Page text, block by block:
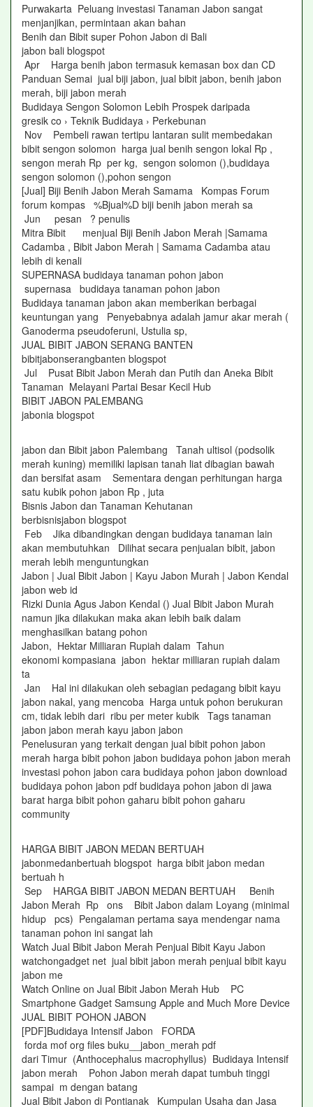
Purwakarta Peluang investasi Tanaman Jabon sangat
menjanjikan, permintaan akan bahan
Benih dan Bibit super Pohon Jabon di Bali
jabon bali blogspot
Apr Harga benih jabon termasuk kemasan box dan CD
Panduan Semai jual biji jabon, jual bibit jabon, benih jabon
merah, biji jabon merah
Budidaya Sengon Solomon Lebih Prospek daripada
gresik co › Teknik Budidaya › Perkebunan
Nov Pembeli rawan tertipu lantaran sulit membedakan
bibit sengon solomon harga jual benih sengon lokal Rp ,
sengon merah Rp per kg, sengon solomon (),budidaya
sengon solomon (),pohon sengon
[Jual] Biji Benih Jabon Merah Samama Kompas Forum
forum kompas %Bjual%D biji benih jabon merah sa
Jun pesan ? penulis
Mitra Bibit menjual Biji Benih Jabon Merah |Samama
Cadamba , Bibit Jabon Merah | Samama Cadamba atau
lebih di kenali
SUPERNASA budidaya tanaman pohon jabon
supernasa budidaya tanaman pohon jabon
Budidaya tanaman jabon akan memberikan berbagai
keuntungan yang Penyebabnya adalah jamur akar merah (
Ganoderma pseudoferuni, Ustulia sp,
JUAL BIBIT JABON SERANG BANTEN
bibitjabonserangbanten blogspot
Jul Pusat Bibit Jabon Merah dan Putih dan Aneka Bibit
Tanaman Melayani Partai Besar Kecil Hub
BIBIT JABON PALEMBANG
jabonia blogspot
jabon dan Bibit jabon Palembang Tanah ultisol (podsolik
merah kuning) memiliki lapisan tanah liat dibagian bawah
dan bersifat asam Sementara dengan perhitungan harga
satu kubik pohon jabon Rp , juta
Bisnis Jabon dan Tanaman Kehutanan
berbisnisjabon blogspot
Feb Jika dibandingkan dengan budidaya tanaman lain
akan membutuhkan Dilihat secara penjualan bibit, jabon
merah lebih menguntungkan
Jabon | Jual Bibit Jabon | Kayu Jabon Murah | Jabon Kendal
jabon web id
Rizki Dunia Agus Jabon Kendal () Jual Bibit Jabon Murah
namun jika dilakukan maka akan lebih baik dalam
menghasilkan batang pohon
Jabon, Hektar Milliaran Rupiah dalam Tahun
ekonomi kompasiana jabon hektar milliaran rupiah dalam
ta
Jan Hal ini dilakukan oleh sebagian pedagang bibit kayu
jabon nakal, yang mencoba Harga untuk pohon berukuran
cm, tidak lebih dari ribu per meter kubik Tags tanaman
jabon jabon merah kayu jabon jabon
Penelusuran yang terkait dengan jual bibit pohon jabon
merah harga bibit pohon jabon budidaya pohon jabon merah
investasi pohon jabon cara budidaya pohon jabon download
budidaya pohon jabon pdf budidaya pohon jabon di jawa
barat harga bibit pohon gaharu bibit pohon gaharu
community
HARGA BIBIT JABON MEDAN BERTUAH
jabonmedanbertuah blogspot harga bibit jabon medan
bertuah h
Sep HARGA BIBIT JABON MEDAN BERTUAH Benih
Jabon Merah Rp ons Bibit Jabon dalam Loyang (minimal
hidup pcs) Pengalaman pertama saya mendengar nama
tanaman pohon ini sangat lah
Watch Jual Bibit Jabon Merah Penjual Bibit Kayu Jabon
watchongadget net jual bibit jabon merah penjual bibit kayu
jabon me
Watch Online on Jual Bibit Jabon Merah Hub PC
Smartphone Gadget Samsung Apple and Much More Device
JUAL BIBIT POHON JABON
[PDF]Budidaya Intensif Jabon FORDA
forda mof org files buku__jabon_merah pdf
dari Timur (Anthocephalus macrophyllus) Budidaya Intensif
jabon merah Pohon Jabon merah dapat tumbuh tinggi
sampai m dengan batang
Jual Bibit Jabon di Pontianak Kumpulan Usaha dan Jasa